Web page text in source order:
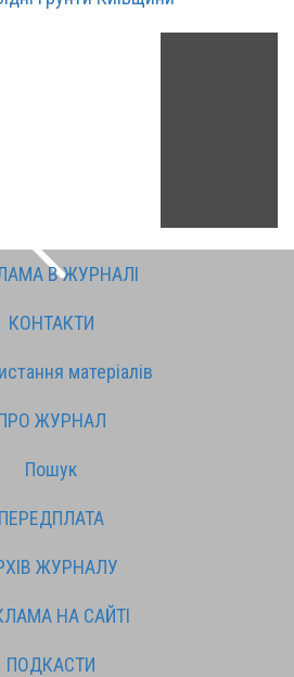
В ЖУРНАЛІ
КОНТАКТИ
матеріалів
ЖУРНАЛ
Пошук
ПЕРЕДПЛАТА
ЖУРНАЛУ
НА САЙТІ
ПОДКАСТИ